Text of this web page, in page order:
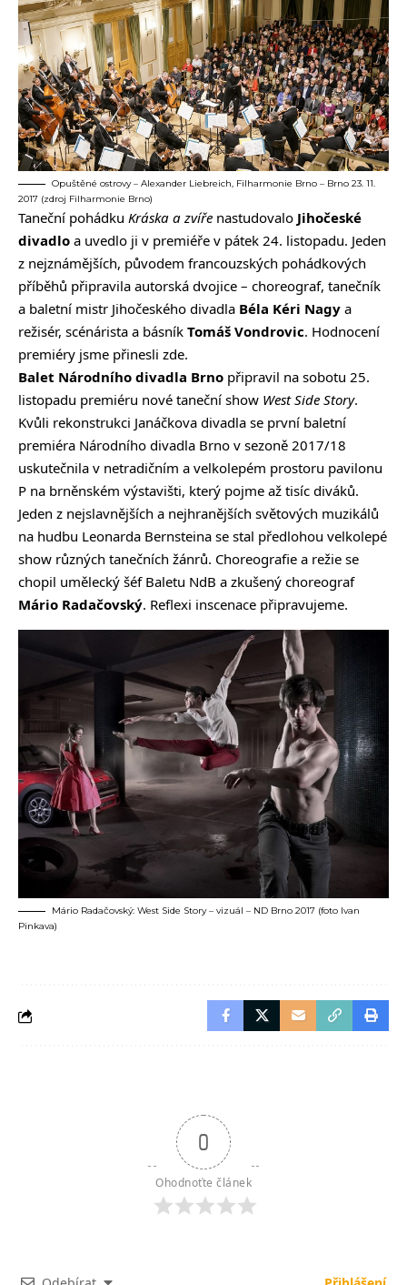
Opuštěné ostrovy – Alexander Liebreich, Filharmonie Brno – Brno 23. 11.
2017 (zdroj Filharmonie Brno)
Taneční pohádku Kráska a zvíře nastudovalo Jihočeské
divadlo a uvedlo ji v premiéře v pátek 24. listopadu. Jeden
z nejznámějších, původem francouzských pohádkových
příběhů připravila autorská dvojice – choreograf, tanečník
a baletní mistr Jihočeského divadla Béla Kéri Nagy a
režisér, scénárista a básník Tomáš Vondrovic. Hodnocení
premiéry jsme přinesli zde.
Balet Národního divadla Brno připravil na sobotu 25.
listopadu premiéru nové taneční show West Side Story.
Kvůli rekonstrukci Janáčkova divadla se první baletní
premiéra Národního divadla Brno v sezoně 2017/18
uskutečnila v netradičním a velkolepém prostoru pavilonu
P na brněnském výstavišti, který pojme až tisíc diváků.
Jeden z nejslavnějších a nejhranějších světových muzikálů
na hudbu Leonarda Bernsteina se stal předlohou velkolepé
show různých tanečních žánrů. Choreografie a režie se
chopil umělecký šéf Baletu NdB a zkušený choreograf
Mário Radačovský. Reflexi inscenace připravujeme.
Mário Radačovský: West Side Story – vizuál – ND Brno 2017 (foto Ivan
Pinkava)
0
Ohodnoťte článek